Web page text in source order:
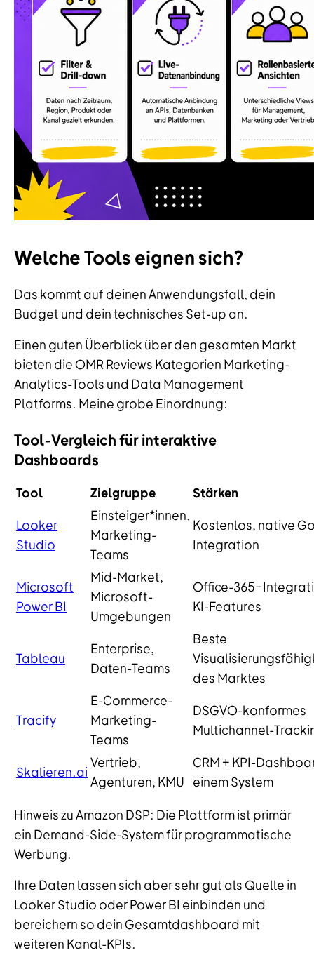
Welche Tools eignen sich?
Das kommt auf deinen Anwendungsfall, dein
Budget und dein technisches Set-up an.
Einen guten Überblick über den gesamten Markt
bieten die OMR Reviews Kategorien Marketing-
Analytics-Tools und Data Management
Platforms. Meine grobe Einordnung:
Tool-Vergleich für interaktive
Dashboards
Tool Zielgruppe
Stärken
Looker
Studio
Einsteiger*innen,
Marketing-
Teams
Kostenlos, native
Integration
Microsoft
Power BI
Mid-Market,
Microsoft-
Umgebungen
Office-365-
KI-Features
Tableau
Enterprise,
Daten-Teams
Beste
des Marktes
Tracify
E-Commerce-
Marketing-
Teams
DSGVO-konformes
Multichannel-
Skalieren.ai
Vertrieb,
Agenturen, KMU
CRM + KPI-
einem System
Hinweis zu Amazon DSP: Die Plattform ist primär
ein Demand-Side-System für programmatische
Werbung.
Ihre Daten lassen sich aber sehr gut als Quelle in
Looker Studio oder Power BI einbinden und
bereichern so dein Gesamtdashboard mit
weiteren Kanal-KPIs.